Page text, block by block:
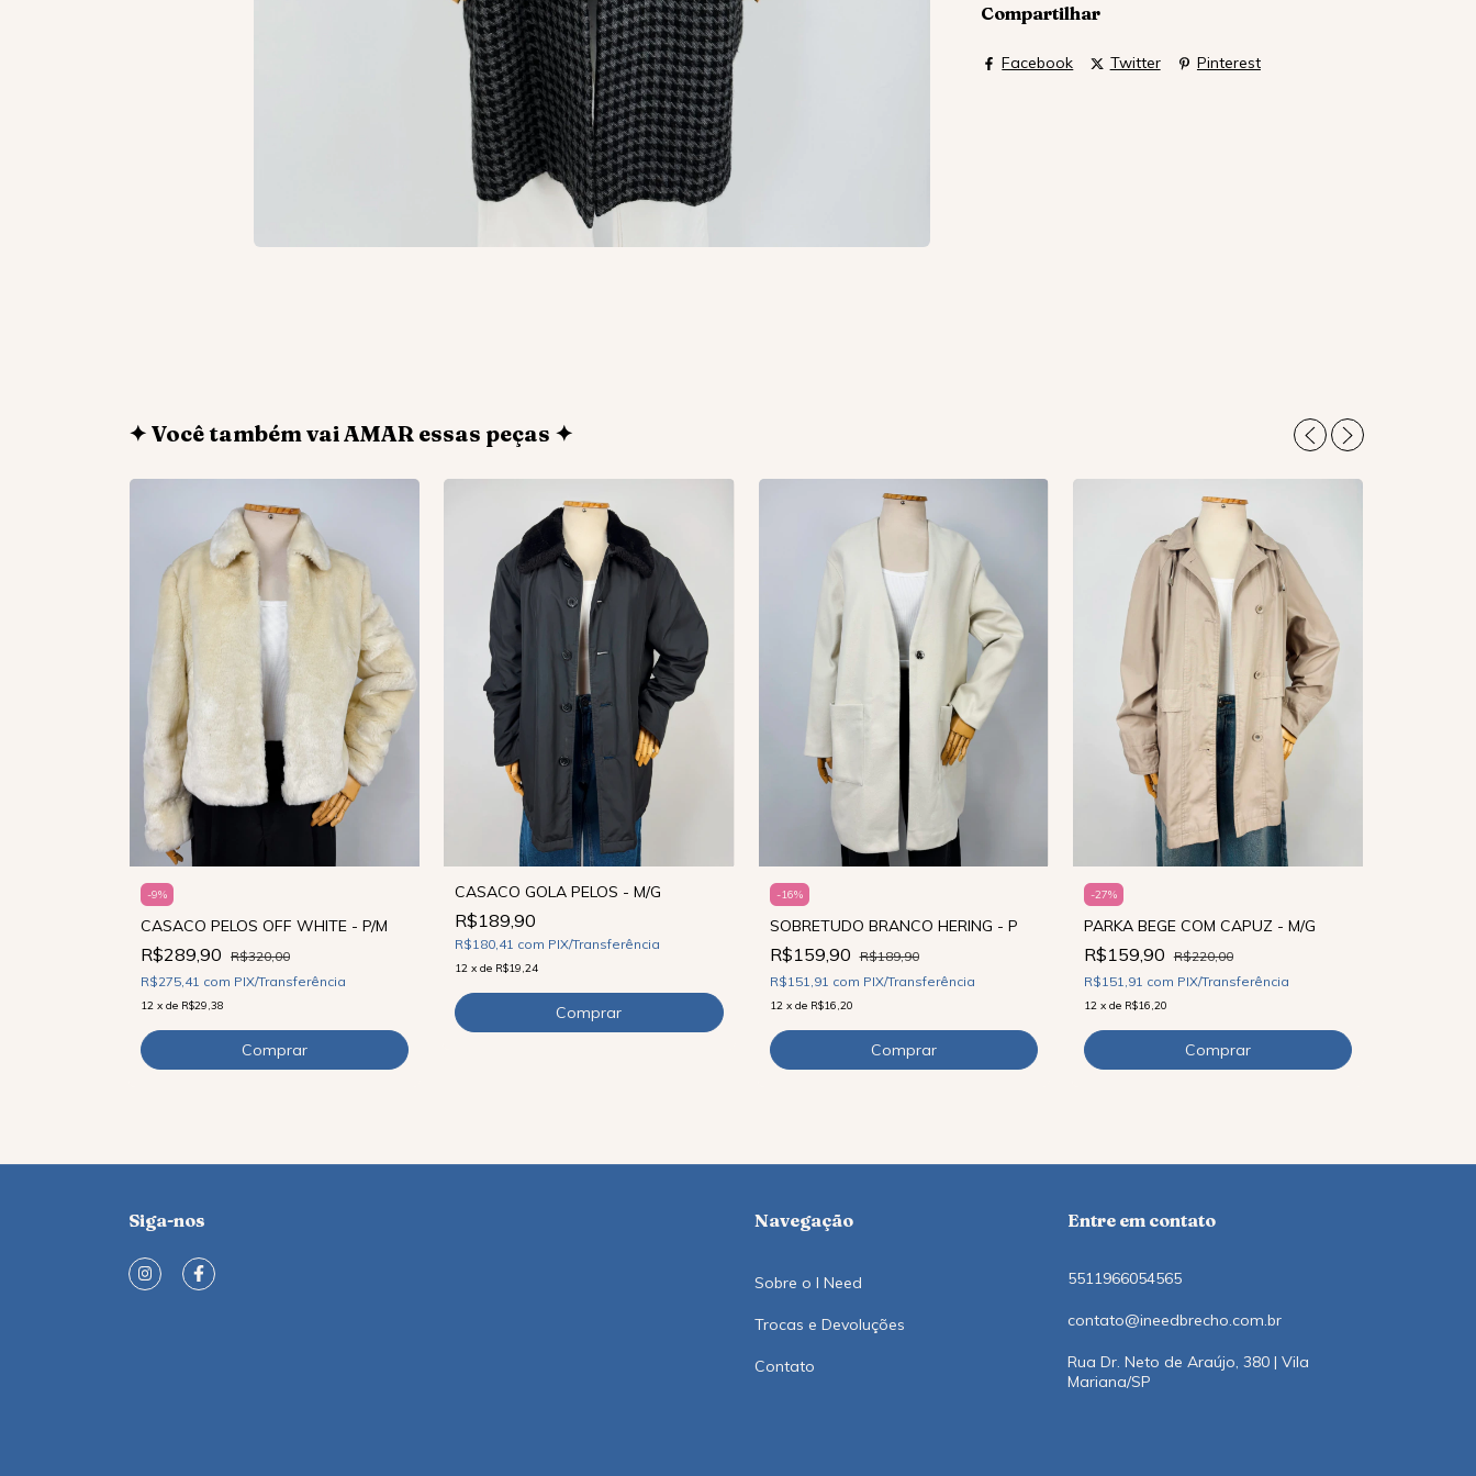
Compartilhar
Facebook Twitter Pinterest
✦ Você também vai AMAR essas peças ✦
-9%
CASACO PELOS OFF WHITE - P/M
R$289,90 R$320,00
R$275,41 com PIX/Transferência
12 x de R$29,38
CASACO GOLA PELOS - M/G
R$189,90
R$180,41 com PIX/Transferência
12 xde R$19,24
-16%
SOBRETUDO BRANCO HERING - P
R$159,90 R$189,90
R$151,91 com PIX/Transferência
12 x de R$16,20
-27%
PARKA BEGE COM CAPUZ - M/G
R$159,90 R$220,00
R$151,91 com PIX/Transferência
12 x de R$16,20
Siga-nos Navegação
Sobre o I Need
Trocas e Devoluções
Contato
Entre em contato
5511966054565
contato@ineedbrecho.com.br
Rua Dr. Neto de Araújo, 380 | Vila
Mariana/SP